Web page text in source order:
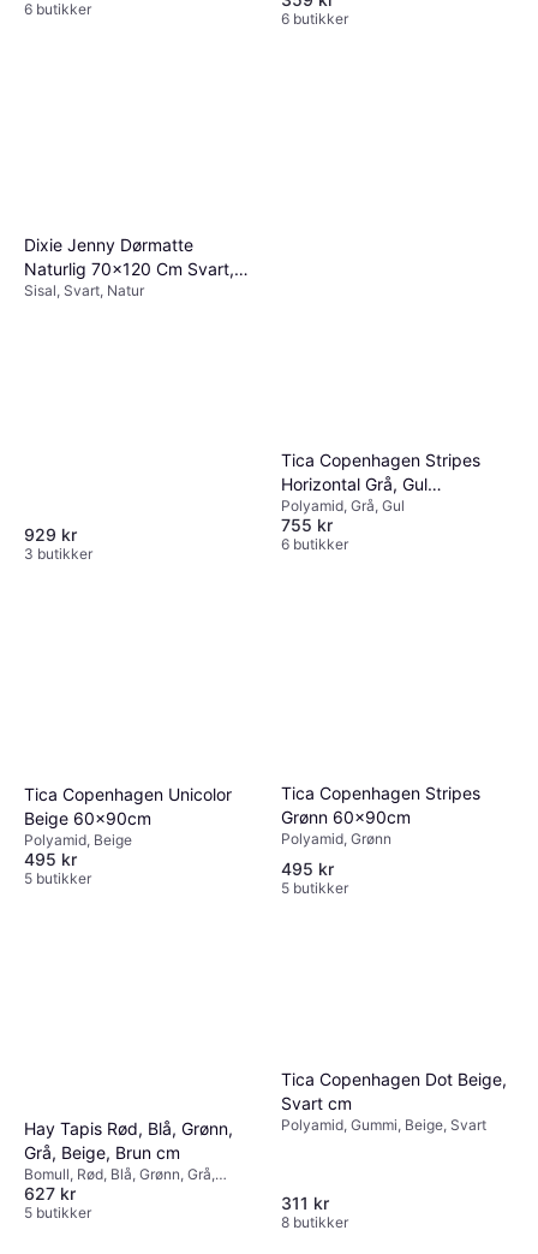
6 butikker
6 butikker
Dixie Jenny Dørmatte
Naturlig 70x120 Cm Svart,
Natur 70 x 120cm
Sisal, Svart, Natur
929 kr
3 butikker
Tica Copenhagen Stripes
Horizontal Grå, Gul
67x120cm
Polyamid, Grå, Gul
755 kr
6 butikker
Tica Copenhagen Unicolor
Beige 60x90cm
Polyamid, Beige
495 kr
5 butikker
Tica Copenhagen Stripes
Grønn 60x90cm
Polyamid, Grønn
495 kr
5 butikker
Hay Tapis Rød, Blå, Grønn,
Grå, Beige, Brun cm
Bomull, Rød, Blå, Grønn, Grå,
Beige, Brun
627 kr
5 butikker
Tica Copenhagen Dot Beige,
Svart cm
Polyamid, Gummi, Beige, Svart
311 kr
8 butikker